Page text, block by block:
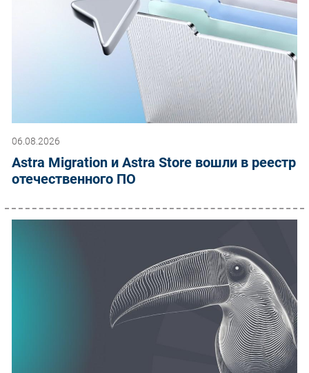
06.08.2026
Astra Migration и Astra Store вошли в реестр
отечественного ПО